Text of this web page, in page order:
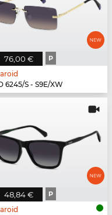
76,00 € P
6245/S - S9E/XW
48,84 € P